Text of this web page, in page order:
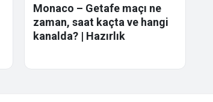
Monaco – Getafe maçı ne
zaman, saat kaçta ve hangi
kanalda? | Hazırlık